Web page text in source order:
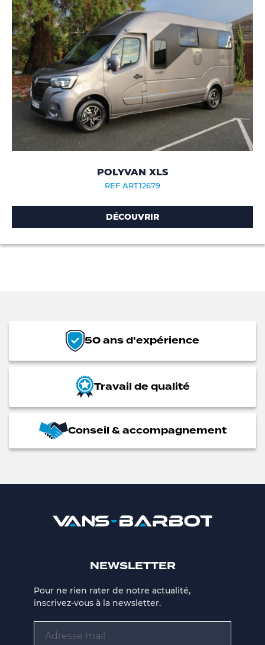
POLYVAN XLS
REF ART12679
DÉCOUVRIR
50 ans d'expérience
Travail de qualité
Conseil & accompagnement
NEWSLETTER
Pour ne rien rater de notre actualité,
inscrivez-vous à la newsletter.